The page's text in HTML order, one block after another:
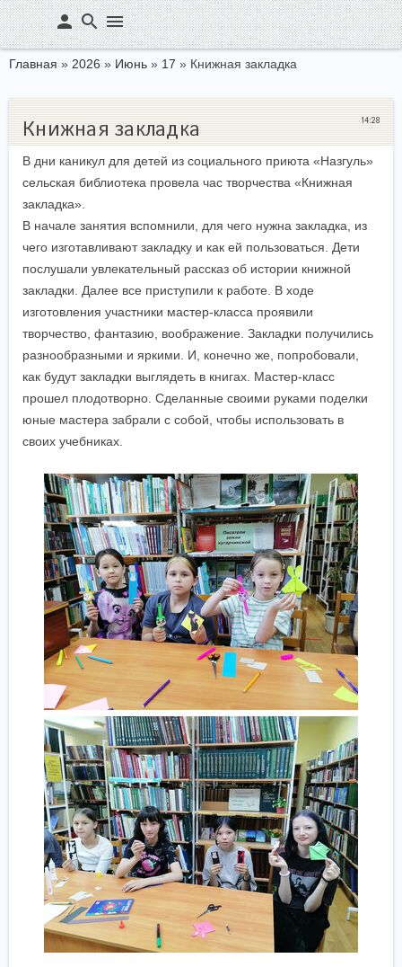
personsearchmenu
Главная » 2026 » Июнь » 17 » Книжная закладка
14:28
Книжная закладка
В дни каникул для детей из социального приюта «Назгуль»
сельская библиотека провела час творчества «Книжная
закладка».
В начале занятия вспомнили, для чего нужна закладка, из
чего изготавливают закладку и как ей пользоваться. Дети
послушали увлекательный рассказ об истории книжной
закладки. Далее все приступили к работе. В ходе
изготовления участники мастер-класса проявили
творчество, фантазию, воображение. Закладки получились
разнообразными и яркими. И, конечно же, попробовали,
как будут закладки выглядеть в книгах. Мастер-класс
прошел плодотворно. Сделанные своими руками поделки
юные мастера забрали с собой, чтобы использовать в
своих учебниках.